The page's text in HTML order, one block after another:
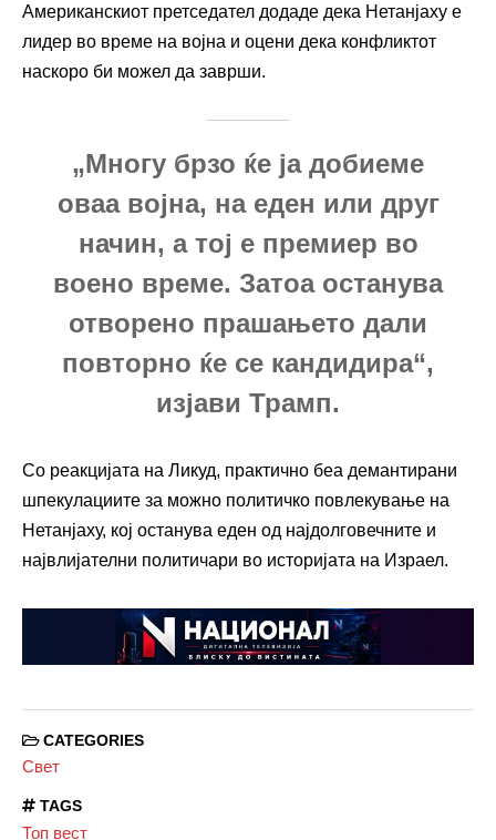
Американскиот претседател додаде дека Нетанјаху е
лидер во време на војна и оцени дека конфликтот
наскоро би можел да заврши.
„Многу брзо ќе ја добиеме
оваа војна, на еден или друг
начин, а тој е премиер во
воено време. Затоа останува
отворено прашањето дали
повторно ќе се кандидира“,
изјави Трамп.
Со реакцијата на Ликуд, практично беа демантирани
шпекулациите за можно политичко повлекување на
Нетанјаху, кој останува еден од најдолговечните и
највлијателни политичари во историјата на Израел.
CATEGORIES
Свет
TAGS
Топ вест